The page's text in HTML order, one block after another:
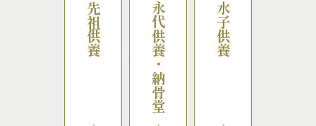
先祖供養 永代供養・納骨堂 水子供養